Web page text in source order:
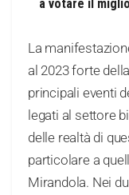
a votare il
La
al 2023 forte
principali eventi
legati al settore
delle realtà di
particolare a
Mirandola. Nei